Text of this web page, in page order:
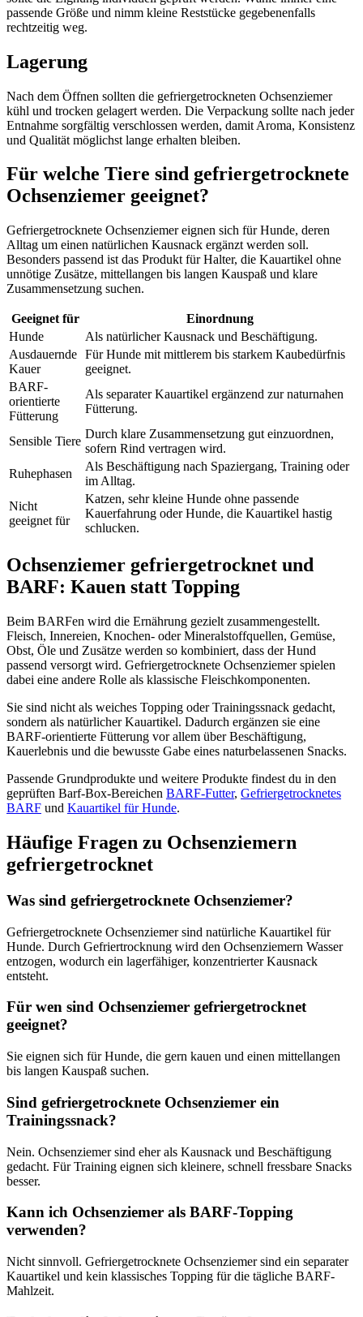
passende Größe und nimm kleine Reststücke gegebenenfalls
rechtzeitig weg.
Lagerung
Nach dem Öffnen sollten die gefriergetrockneten Ochsenziemer
kühl und trocken gelagert werden. Die Verpackung sollte nach jeder
Entnahme sorgfältig verschlossen werden, damit Aroma, Konsistenz
und Qualität möglichst lange erhalten bleiben.
Für welche Tiere sind gefriergetrocknete
Ochsenziemer geeignet?
Gefriergetrocknete Ochsenziemer eignen sich für Hunde, deren
Alltag um einen natürlichen Kausnack ergänzt werden soll.
Besonders passend ist das Produkt für Halter, die Kauartikel ohne
unnötige Zusätze, mittellangen bis langen Kauspaß und klare
Zusammensetzung suchen.
Geeignet für
Einordnung
Hunde
Als natürlicher Kausnack und Beschäftigung.
Ausdauernde
Kauer
Für Hunde mit mittlerem bis starkem Kaubedürfnis
geeignet.
BARF-
orientierte
Fütterung
Als separater Kauartikel ergänzend zur naturnahen
Fütterung.
Sensible Tiere
Durch klare Zusammensetzung gut einzuordnen,
sofern Rind vertragen wird.
Ruhephasen
Als Beschäftigung nach Spaziergang, Training oder
im Alltag.
Nicht
geeignet für
Katzen, sehr kleine Hunde ohne passende
Kauerfahrung oder Hunde, die Kauartikel hastig
schlucken.
Ochsenziemer gefriergetrocknet und
BARF: Kauen statt Topping
Beim BARFen wird die Ernährung gezielt zusammengestellt.
Fleisch, Innereien, Knochen- oder Mineralstoffquellen, Gemüse,
Obst, Öle und Zusätze werden so kombiniert, dass der Hund
passend versorgt wird. Gefriergetrocknete Ochsenziemer spielen
dabei eine andere Rolle als klassische Fleischkomponenten.
Sie sind nicht als weiches Topping oder Trainingssnack gedacht,
sondern als natürlicher Kauartikel. Dadurch ergänzen sie eine
BARF-orientierte Fütterung vor allem über Beschäftigung,
Kauerlebnis und die bewusste Gabe eines naturbelassenen Snacks.
Passende Grundprodukte und weitere Produkte findest du in den
geprüften Barf-Box-Bereichen BARF-Futter, Gefriergetrocknetes
BARF und Kauartikel für Hunde.
Häufige Fragen zu Ochsenziemern
gefriergetrocknet
Was sind gefriergetrocknete Ochsenziemer?
Gefriergetrocknete Ochsenziemer sind natürliche Kauartikel für
Hunde. Durch Gefriertrocknung wird den Ochsenziemern Wasser
entzogen, wodurch ein lagerfähiger, konzentrierter Kausnack
entsteht.
Für wen sind Ochsenziemer gefriergetrocknet
geeignet?
Sie eignen sich für Hunde, die gern kauen und einen mittellangen
bis langen Kauspaß suchen.
Sind gefriergetrocknete Ochsenziemer ein
Trainingssnack?
Nein. Ochsenziemer sind eher als Kausnack und Beschäftigung
gedacht. Für Training eignen sich kleinere, schnell fressbare Snacks
besser.
Kann ich Ochsenziemer als BARF-Topping
verwenden?
Nicht sinnvoll. Gefriergetrocknete Ochsenziemer sind ein separater
Kauartikel und kein klassisches Topping für die tägliche BARF-
Mahlzeit.